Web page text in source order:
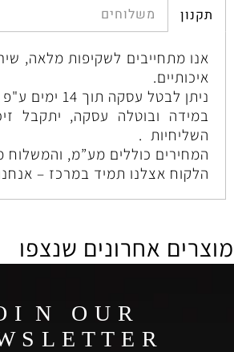
תקנון משלוחים
אנו מתחייבים לשקיפות מלאה,
איכותיים.
ניתן לבטל עסקה תוך 14 ימים ע"פ חוק.
במידה ובוטלה עסקה, יתקבל
השליחיות .
המחירים כוללים מע”מ, והמשלוח
הלקוח אצלנו תמיד במרכז –
מוצרים אחרונים שנצפו
I N O U R
S L E T T E R